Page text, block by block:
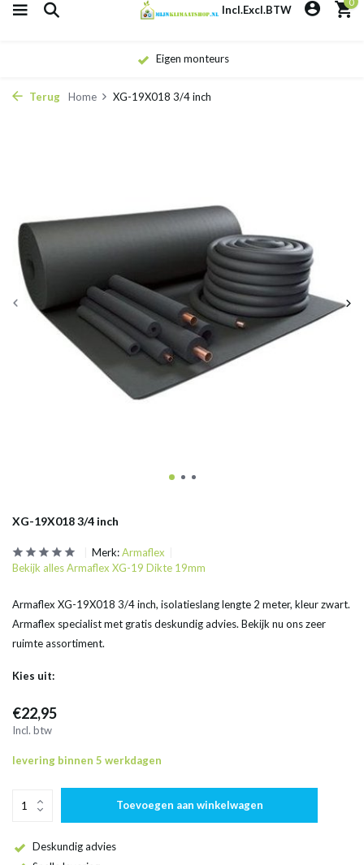
Incl.Excl.BTW
Eigen monteurs
Terug Home XG-19X018 3/4 inch
XG-19X018 3/4 inch
Merk:Armaflex
Bekijk alles Armaflex XG-19 Dikte 19mm
Armaflex XG-19X018 3/4 inch, isolatieslang lengte 2 meter, kleur zwart.
Armaflex specialist met gratis deskundig advies. Bekijk nu ons zeer
ruimte assortiment.
Kies uit:
€22,95
Incl. btw
levering binnen 5 werkdagen
Toevoegen aan winkelwagen
Deskundig advies